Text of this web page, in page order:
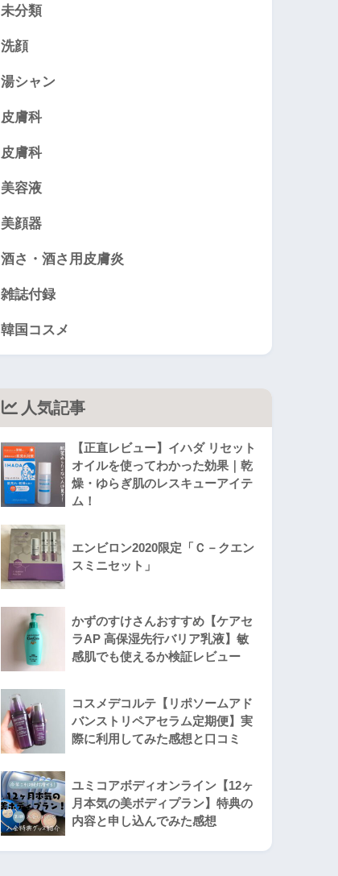
未分類
洗顔
湯シャン
皮膚科
皮膚科
美容液
美顔器
酒さ・酒さ用皮膚炎
雑誌付録
韓国コスメ
人気記事
【正直レビュー】イハダ リセット
オイルを使ってわかった効果｜乾
燥・ゆらぎ肌のレスキューアイテ
ム！
エンビロン2020限定「Ｃ－クエン
スミニセット」
かずのすけさんおすすめ【ケアセ
ラAP 高保湿先行バリア乳液】敏
感肌でも使えるか検証レビュー
コスメデコルテ【リポソームアド
バンストリペアセラム定期便】実
際に利用してみた感想と口コミ
ユミコアボディオンライン【12ヶ
月本気の美ボディプラン】特典の
内容と申し込んでみた感想